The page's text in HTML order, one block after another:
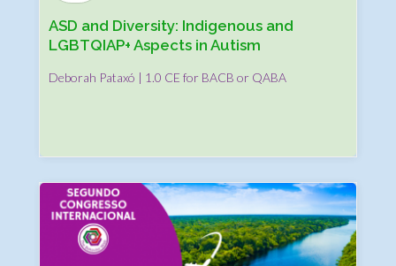
ASD and Diversity: Indigenous and
LGBTQIAP+ Aspects in Autism
Deborah Pataxó | 1.0 CE for BACB or QABA